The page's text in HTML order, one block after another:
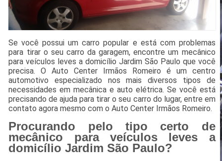
Se você possui um carro popular e está com problemas
para tirar o seu carro da garagem, encontre um mecânico
para veículos leves a domicílio Jardim São Paulo que você
precisa. O Auto Center Irmãos Romeiro é um centro
automotivo especializado nos mais diversos tipos de
necessidades em mecânica e auto elétrica. Se você está
precisando de ajuda para tirar o seu carro do lugar, entre em
contato agora mesmo com o Auto Center Irmãos Romeiro.
Procurando pelo tipo certo de
mecânico para veículos leves a
domicílio Jardim São Paulo?